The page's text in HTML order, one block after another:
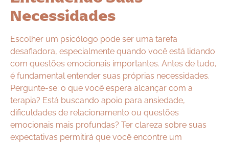
Necessidades
Escolher um psicólogo pode ser uma tarefa
desafiadora, especialmente quando você está lidando
com questões emocionais importantes. Antes de tudo,
é fundamental entender suas próprias necessidades.
Pergunte-se: o que você espera alcançar com a
terapia? Está buscando apoio para ansiedade,
dificuldades de relacionamento ou questões
emocionais mais profundas? Ter clareza sobre suas
expectativas permitirá que você encontre um